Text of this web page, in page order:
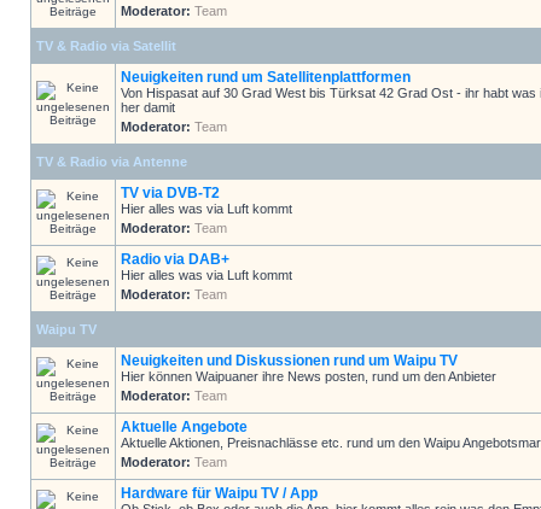
Moderator: Team
TV & Radio via Satellit
Neuigkeiten rund um Satellitenplattformen
Von Hispasat auf 30 Grad West bis Türksat 42 Grad Ost - ihr habt
her damit
Moderator: Team
TV & Radio via Antenne
TV via DVB-T2
Hier alles was via Luft kommt
Moderator: Team
Radio via DAB+
Hier alles was via Luft kommt
Moderator: Team
Waipu TV
Neuigkeiten und Diskussionen rund um Waipu TV
Hier können Waipuaner ihre News posten, rund um den Anbieter
Moderator: Team
Aktuelle Angebote
Aktuelle Aktionen, Preisnachlässe etc. rund um den Waipu
Moderator: Team
Hardware für Waipu TV / App